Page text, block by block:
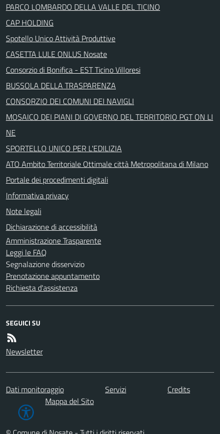
PARCO LOMBARDO DELLA VALLE DEL TICINO
CAP HOLDING
Spotello Unico Attività Produttive
CASETTA LULE ONLUS Nosate
Consorzio di Bonifica - EST Ticino Villoresi
BUSSOLA DELLA TRASPARENZA
CONSORZIO DEI COMUNI DEI NAVIGLI
MOSAICO DEI PIANI DI GOVERNO DEL TERRITORIO PGT ON LI
NE
SPORTELLO UNICO PER L'EDILIZIA
ATO Ambito Territoriale Ottimale città Metropolitana di Milano
Portale dei procedimenti digitali
Informativa privacy
Note legali
Dichiarazione di accessibilità
Amministrazione Trasparente
Leggi le FAQ
Segnalazione disservizio
Prenotazione appuntamento
Richiesta d'assistenza
SEGUICI SU
Newsletter
Dati monitoraggio Servizi
Credits
Mappa del Sito